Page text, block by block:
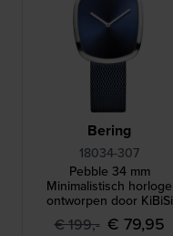
Bering
18034-307
Pebble 34 mm
Minimalistisch horloge
ontworpen door KiBiSi
€ 199,- € 79,95